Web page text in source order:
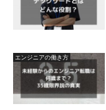
エンジニアの働き方